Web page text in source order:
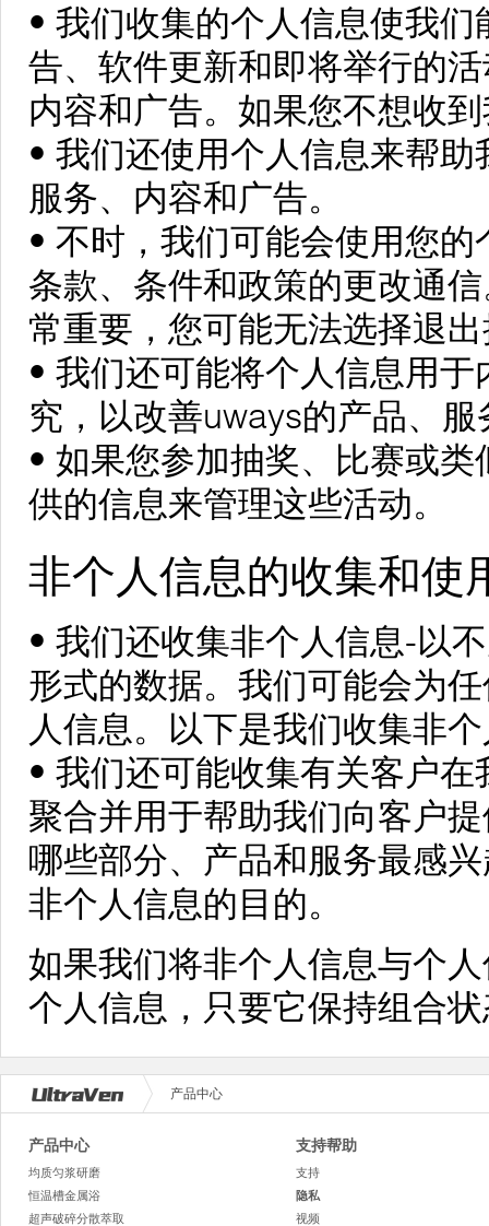
• 我们收集的个人信息使我
告、软件更新和即将举行的
内容和广告。如果您不想收
• 我们还使用个人信息来帮
服务、内容和广告。
• 不时，我们可能会使用您
条款、条件和政策的更改通
常重要，您可能无法选择退
• 我们还可能将个人信息用
究，以改善uways的产品、
• 如果您参加抽奖、比赛或
供的信息来管理这些活动。
非个人信息的收集和使
• 我们还收集非个人信息-以
形式的数据。我们可能会为
人信息。以下是我们收集非
• 我们还可能收集有关客户
聚合并用于帮助我们向客户
哪些部分、产品和服务最感
非个人信息的目的。
如果我们将非个人信息与个
个人信息，只要它保持组合
产品中心
产品中心
均质匀浆研磨
恒温槽金属浴
超声破碎分散萃取
支持帮助
支持
隐私
视频